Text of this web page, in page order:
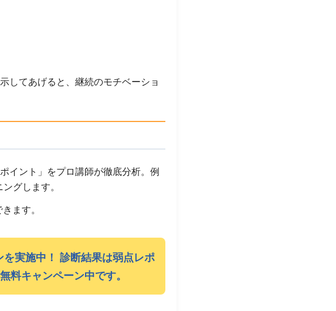
してあげると、継続のモチベーショ
イント」をプロ講師が徹底分析。例
グします。
ます。
実施中！ 診断結果は弱点レポ
料キャンペーン中です。